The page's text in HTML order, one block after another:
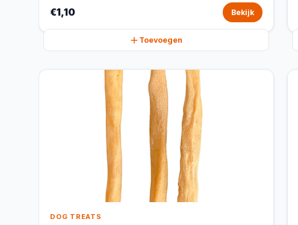
€1,10 Bekijk
Toevoegen
DOG TREATS